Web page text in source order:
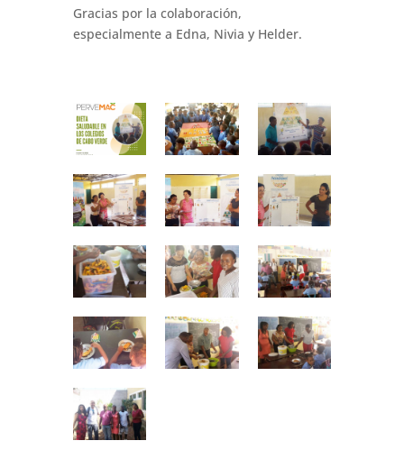
Gracias por la colaboración,
especialmente a Edna, Nivia y Helder.